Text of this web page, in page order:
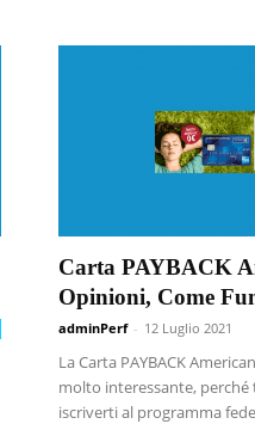
Carta PAYBACK
Opinioni, Come
adminPerf - 12 Luglio 2021
La Carta PAYBACK
molto interessante, perché
iscriverti al programma